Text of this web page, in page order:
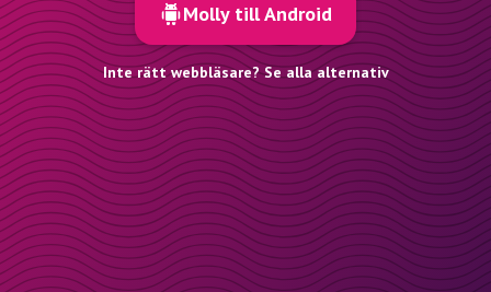
Molly till Android
Inte rätt webbläsare? Se alla alternativ